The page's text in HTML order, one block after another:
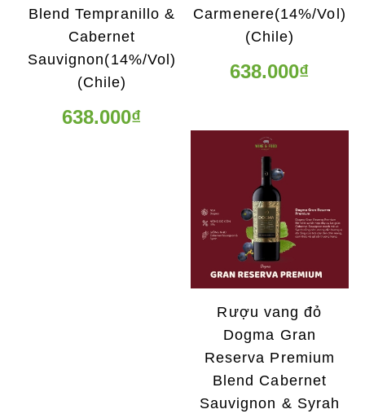
Blend Tempranillo &
Cabernet
Sauvignon(14%/Vol)
(Chile)
638.000₫
Carmenere(14%/Vol)
(Chile)
638.000₫
Rượu vang đỏ
Dogma Gran
Reserva Premium
Blend Cabernet
Sauvignon & Syrah